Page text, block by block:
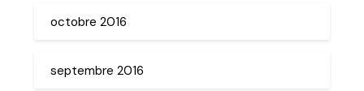
octobre 2016
septembre 2016